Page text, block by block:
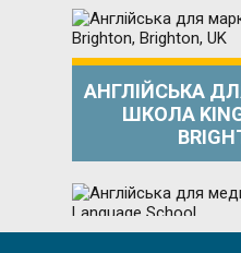
АНГЛІЙСЬКА
ШКОЛА